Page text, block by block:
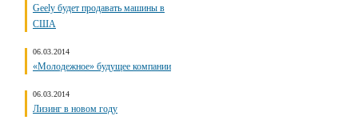
Geely будет продавать машины в
США
06.03.2014
«Молодежное» будущее компании
06.03.2014
Лизинг в новом году